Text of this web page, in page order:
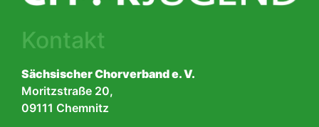
Kontakt
Sächsischer Chorverband e. V.
Moritzstraße 20,
09111 Chemnitz